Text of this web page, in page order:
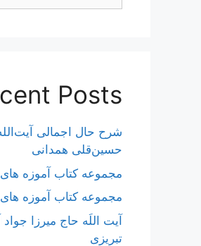
Posts
شرح حال اجمالی
حسین‌قلی همدانی
مجموعه کتاب آموزه
مجموعه کتاب آموزه
آیت اللَه حاج میرزا جواد
تبریزی